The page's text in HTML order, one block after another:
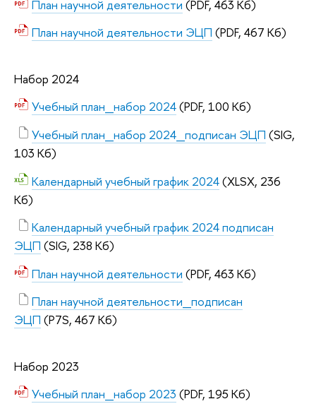
План научной деятельности (PDF, 463 Кб)
План научной деятельности ЭЦП (PDF, 467 Кб)
Набор 2024
Учебный план_набор 2024(PDF, 100 Кб)
Учебный план_набор 2024_подписан ЭЦП (SIG,
103 Кб)
Календарный учебный график 2024(XLSX, 236
Кб)
Календарный учебный график 2024 подписан
ЭЦП (SIG, 238 Кб)
План научной деятельности (PDF, 463 Кб)
План научной деятельности_подписан
ЭЦП (P7S, 467 Кб)
Набор 2023
Учебный план_набор 2023 (PDF, 195 Кб)